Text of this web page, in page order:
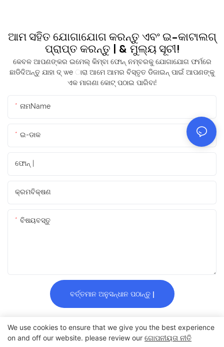
ଆମ ସହିତ ଯୋଗାଯୋଗ କରନ୍ତୁ ଏବଂ ଇ-କାଟାଲଗ୍
ପ୍ରାପ୍ତ କରନ୍ତୁ | & ମୁଲ୍ୟ ସୂଚୀ!
କେବଳ ଆପଣଙ୍କର ଇମେଲ୍ କିମ୍ବା ଫୋନ୍ ନମ୍ବରକୁ ଯୋଗାଯୋଗ ଫର୍ମରେ
ଛାଡିଦିଅନ୍ତୁ ଯାହା ଦ୍ we ାରା ଆମେ ଆମର ବିସ୍ତୃତ ଡିଜାଇନ୍ ପାଇଁ ଆପଣଙ୍କୁ
ଏକ ମାଗଣା କୋଟ୍ ପଠାଇ ପାରିବା!
ନାମName
ଇ-ଡାକ
ଫୋନ୍ |
କ୍ରମବିକ୍ଷଣ
ବିଷୟବସ୍ତୁ
ବର୍ତ୍ତମାନ ଅନୁସନ୍ଧାନ ପଠାନ୍ତୁ |
We use cookies to ensure that we give you the best experience
on and off our website. please review our ଗୋପନୀୟତା ନୀତି